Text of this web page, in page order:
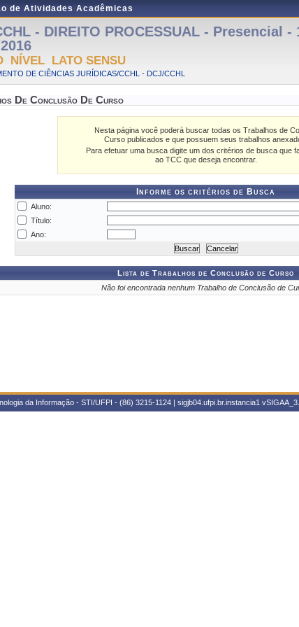
de Atividades Acadêmicas
- DIREITO PROCESSUAL - Presencial -
NÍVEL LATO SENSU
DE CIÊNCIAS JURÍDICAS/CCHL - DCJ/CCHL
De Conclusão De Curso
Nesta página você poderá buscar todas os Trabalhos de
Curso publicados e que possuem seus trabalhos
Para efetuar uma busca digite um dos critérios de busca que
ao TCC que deseja encontrar.
Informe os critérios de Busca
Aluno:
Título:
Ano:
Lista de Trabalhos de Conclusão de Curso
Não foi encontrada nenhum Trabalho de Conclusão de
da Informação - STI/UFPI - (86) 3215-1124 | sigjb04.ufpi.br.instancia1